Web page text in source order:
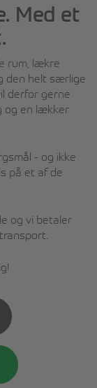
Med et
rum, lækre
den helt særlige
derfor gerne
og en lækker
- og ikke
på et af de
og vi betaler